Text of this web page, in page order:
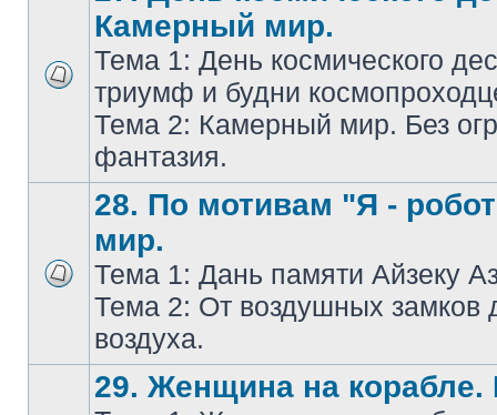
Камерный мир.
Тема 1: День космического
триумф и будни
Тема 2: Камерный мир. Без
фантазия.
28. По мотивам "Я -
мир.
Тема 1: Дань памяти Айзеку
Тема 2: От воздушных замков
воздуха.
29. Женщина на